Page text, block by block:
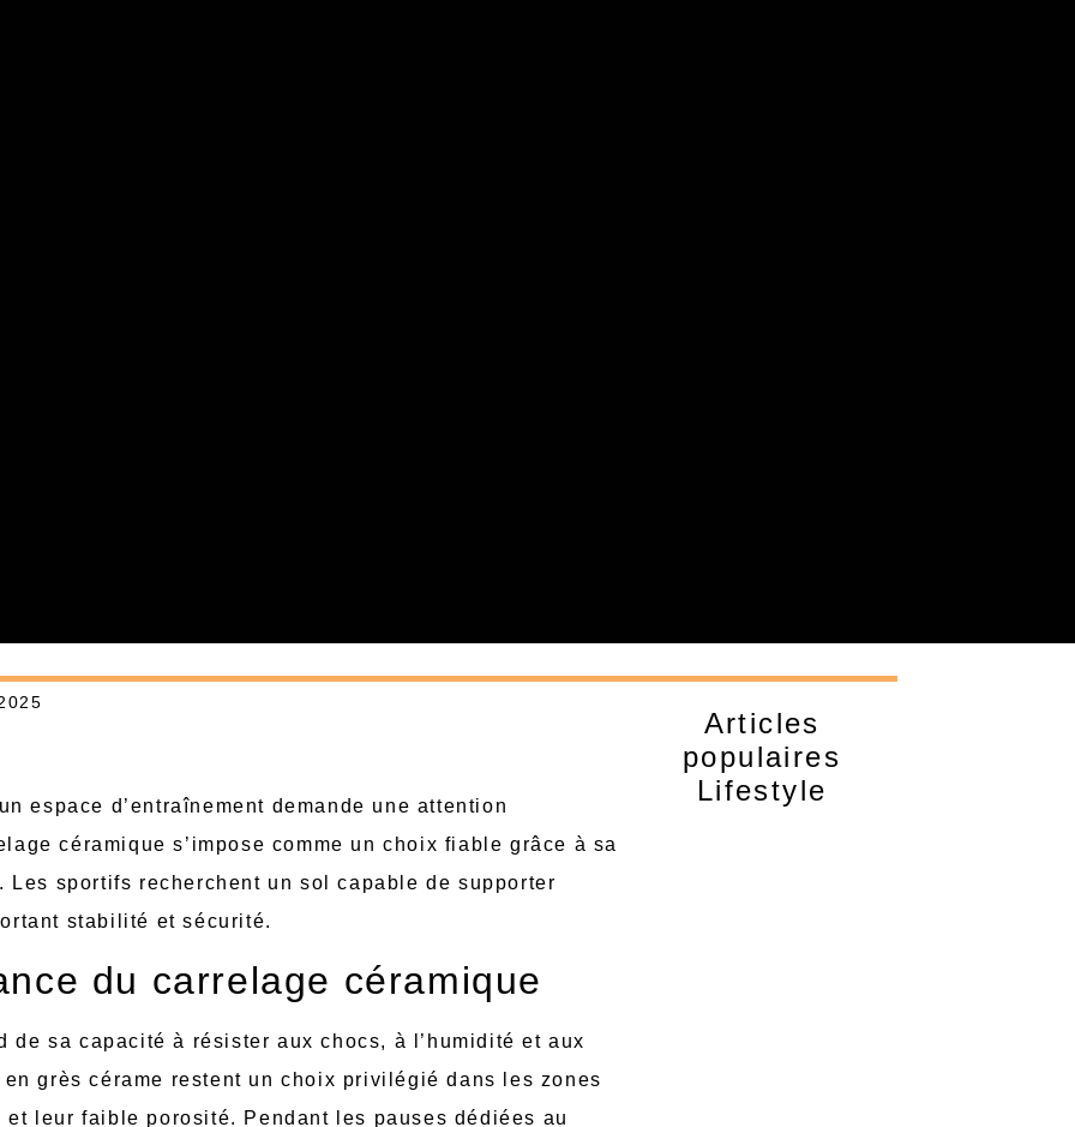
espace d’entraînement demande une attention
céramique s’impose comme un choix fiable grâce à sa
sportifs recherchent un sol capable de supporter
stabilité et sécurité.
du carrelage céramique
de sa capacité à résister aux chocs, à l’humidité et aux
grès cérame restent un choix privilégié dans les zones
leur faible porosité. Pendant les pauses dédiées au
Articles
populaires
Lifestyle